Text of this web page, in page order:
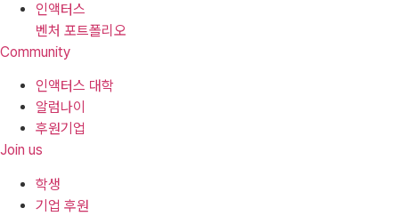
인액터스
벤처 포트폴리오
Community
인액터스 대학
알럼나이
후원기업
Join us
학생
기업 후원